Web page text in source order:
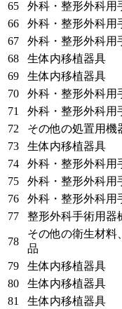
65
外科・整形外科用
66
外科・整形外科用
67
外科・整形外科用
68
生体内移植器具
69
生体内移植器具
70
外科・整形外科用
71
外科・整形外科用
72
その他の処置用機
73
生体内移植器具
74
外科・整形外科用
75
外科・整形外科用
76
外科・整形外科用
77
整形外科手術用器
78
その他の衛生材料
品
79 生体内移植器具
80
生体内移植器具
81
生体内移植器具